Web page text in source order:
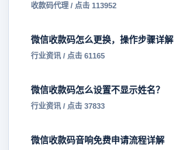
收款码代理 / 点击 113952
微信收款码怎么更换，操作步骤详解
行业资讯 / 点击 61165
微信收款码怎么设置不显示姓名？
行业资讯 / 点击 37833
微信收款码音响免费申请流程详解